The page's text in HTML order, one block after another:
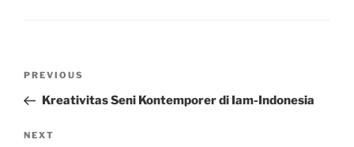
Previous
Post
PREVIOUS
Kreativitas Seni Kontemporer di Iam-Indonesia
Next
NEXT